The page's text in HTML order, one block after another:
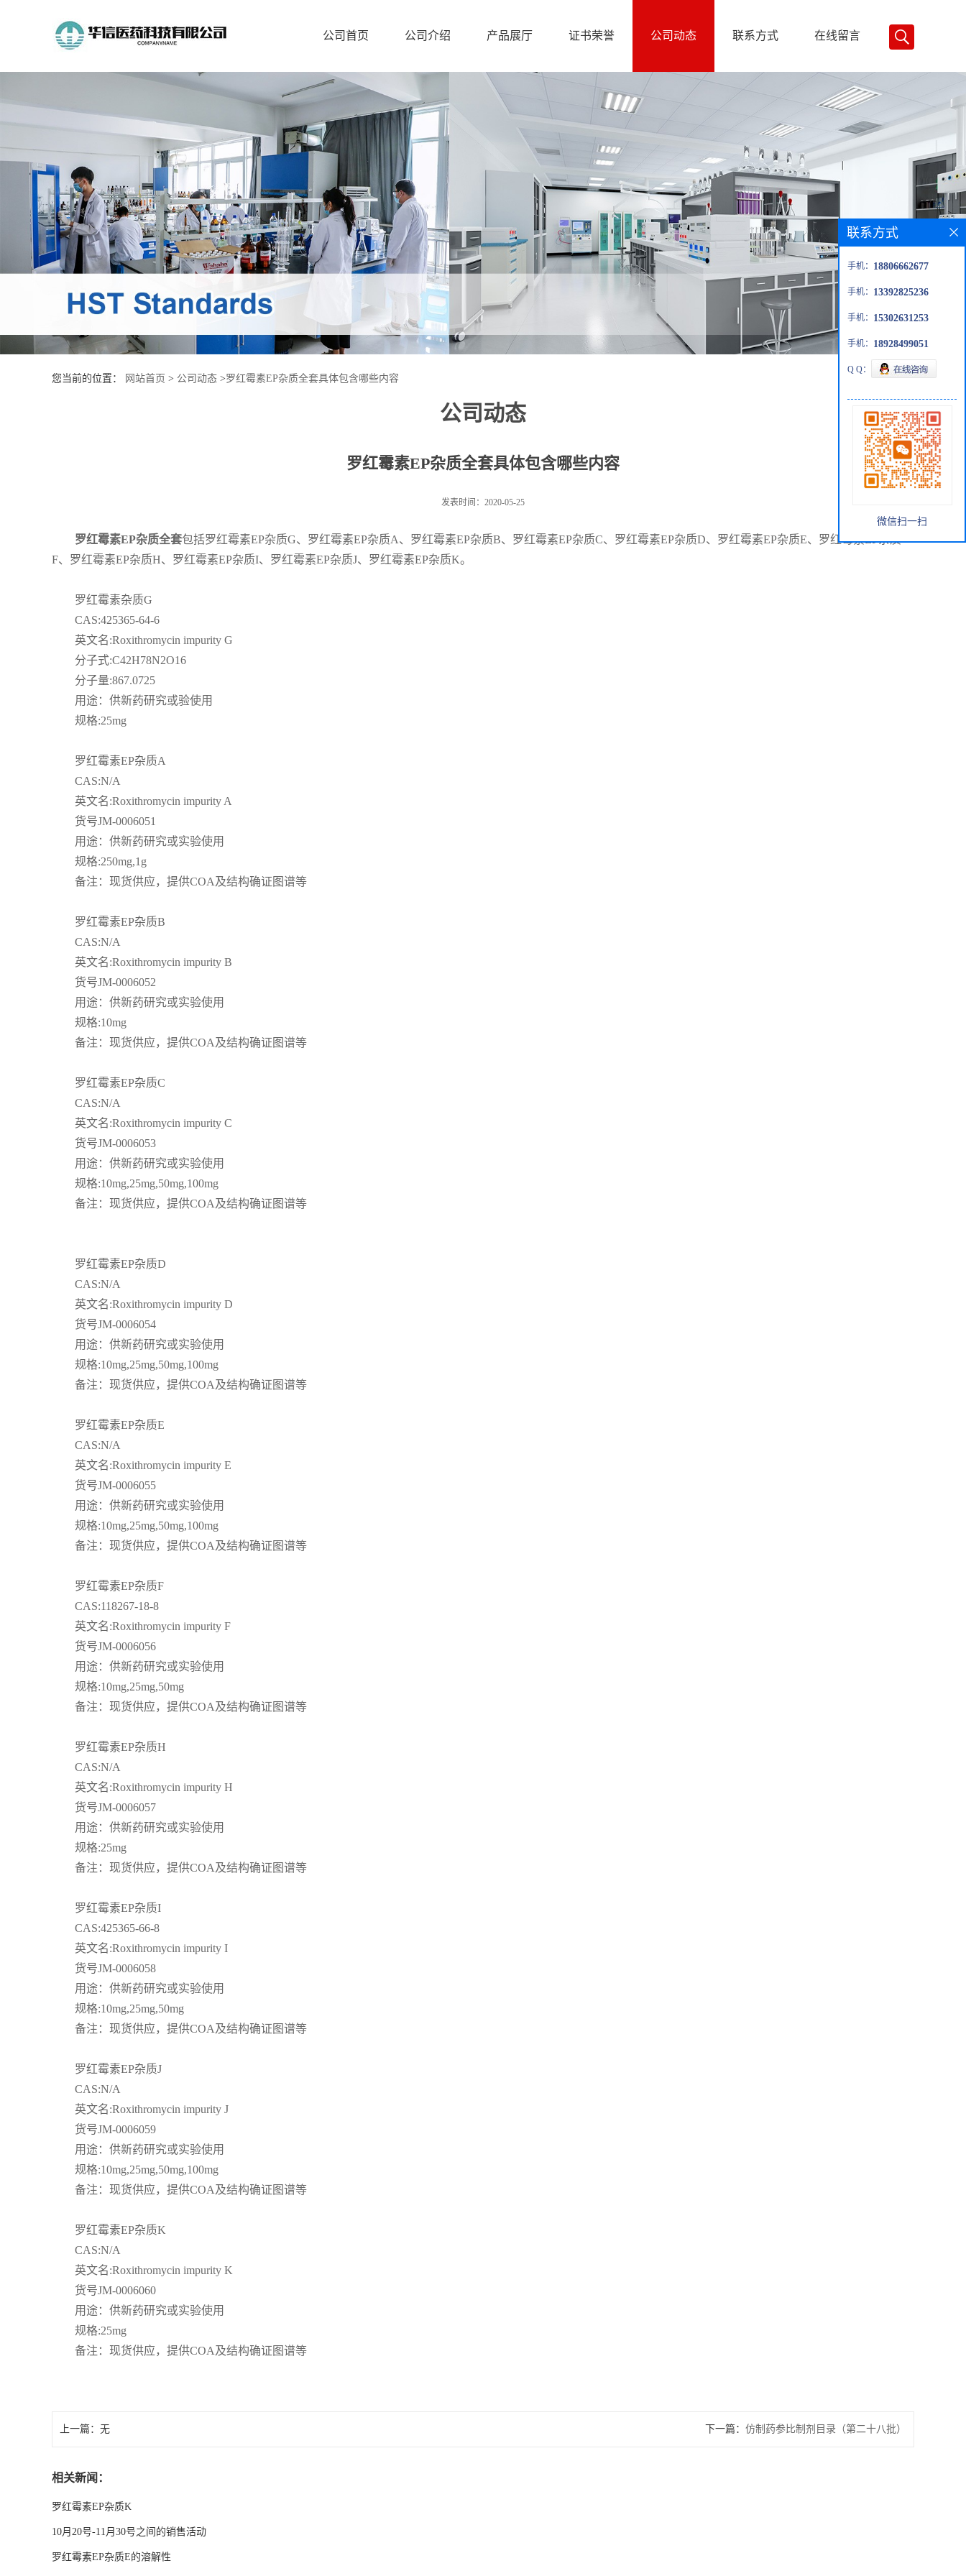
页
司
介
公司首页 公司介绍 产品展厅 证书荣誉 公司动态 联系方式 在线留言
您当前的位置： 网站首页 > 公司动态 >罗红霉素EP杂质全套具体包含哪些内容
公司动态
罗红霉素EP杂质全套具体包含哪些内容
发表时间：2020-05-25
罗红霉素EP杂质全套包括罗红霉素EP杂质G、罗红霉素EP杂质A、罗红霉素EP杂质B、罗红霉素EP杂质C、罗红霉素EP杂质D、罗红霉素EP杂质E、罗红霉素EP杂质
F、罗红霉素EP杂质H、罗红霉素EP杂质I、罗红霉素EP杂质J、罗红霉素EP杂质K。
罗红霉素杂质G
CAS:425365-64-6
英文名:Roxithromycin impurity G
分子式:C42H78N2O16
分子量:867.0725
用途：供新药研究或验使用
规格:25mg
罗红霉素EP杂质A
CAS:N/A
英文名:Roxithromycin impurity A
货号JM-0006051
用途：供新药研究或实验使用
规格:250mg,1g
备注：现货供应，提供COA 及结构确证图谱等
罗红霉素EP杂质B
CAS:N/A
英文名:Roxithromycin impurity B
货号JM-0006052
用途：供新药研究或实验使用
规格:10mg
备注：现货供应，提供COA 及结构确证图谱等
罗红霉素EP杂质C
CAS:N/A
英文名:Roxithromycin impurity C
货号JM-0006053
用途：供新药研究或实验使用
规格:10mg,25mg,50mg,100mg
备注：现货供应，提供COA 及结构确证图谱等
罗红霉素EP杂质D
CAS:N/A
英文名:Roxithromycin impurity D
货号JM-0006054
用途：供新药研究或实验使用
规格:10mg,25mg,50mg,100mg
备注：现货供应，提供COA 及结构确证图谱等
罗红霉素EP杂质E
CAS:N/A
英文名:Roxithromycin impurity E
货号JM-0006055
用途：供新药研究或实验使用
规格:10mg,25mg,50mg,100mg
备注：现货供应，提供COA 及结构确证图谱等
罗红霉素EP杂质F
CAS:118267-18-8
英文名:Roxithromycin impurity F
货号JM-0006056
用途：供新药研究或实验使用
规格:10mg,25mg,50mg
备注：现货供应，提供COA 及结构确证图谱等
罗红霉素EP杂质H
CAS:N/A
英文名:Roxithromycin impurity H
货号JM-0006057
用途：供新药研究或实验使用
规格:25mg
备注：现货供应，提供COA 及结构确证图谱等
罗红霉素EP杂质I
CAS:425365-66-8
英文名:Roxithromycin impurity I
货号JM-0006058
用途：供新药研究或实验使用
规格:10mg,25mg,50mg
备注：现货供应，提供COA 及结构确证图谱等
罗红霉素EP杂质J
CAS:N/A
英文名:Roxithromycin impurity J
货号JM-0006059
用途：供新药研究或实验使用
规格:10mg,25mg,50mg,100mg
备注：现货供应，提供COA 及结构确证图谱等
罗红霉素EP杂质K
CAS:N/A
英文名:Roxithromycin impurity K
货号JM-0006060
用途：供新药研究或实验使用
规格:25mg
备注：现货供应，提供COA 及结构确证图谱等
上一篇：无 下一篇： 仿制药参比制剂目录（第二十八批）
相关新闻：
罗红霉素EP杂质K
10月20号-11月30号之间的销售活动
罗红霉素EP杂质E的溶解性
联系方式
手机： 18806662677
手机： 13392825236
手机： 15302631253
手机： 18928499051
Q Q：
微信扫一扫